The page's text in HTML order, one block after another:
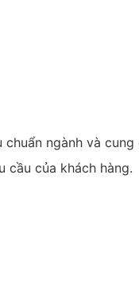
ngành và cung
cầu của khách hàng.